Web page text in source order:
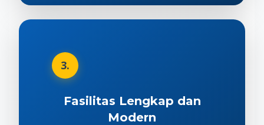
3.
Fasilitas Lengkap dan
Modern